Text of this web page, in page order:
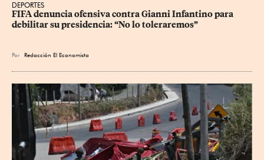
DEPORTES
FIFA denuncia ofensiva contra Gianni Infantino para
debilitar su presidencia: “No lo toleraremos”
Por Redacción El Economista